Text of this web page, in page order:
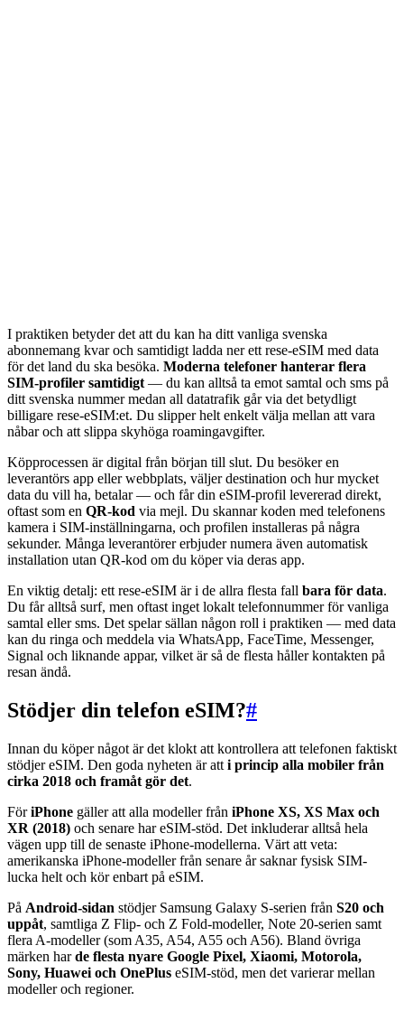
I praktiken betyder det att du kan ha ditt vanliga svenska
abonnemang kvar och samtidigt ladda ner ett rese-eSIM med data
för det land du ska besöka. Moderna telefoner hanterar flera
SIM-profiler samtidigt— du kan alltså ta emot samtal och sms på
ditt svenska nummer medan all datatrafik går via det betydligt
billigare rese-eSIM:et. Du slipper helt enkelt välja mellan att vara
nåbar och att slippa skyhöga roamingavgifter.
Köpprocessen är digital från början till slut. Du besöker en
leverantörs app eller webbplats, väljer destination och hur mycket
data du vill ha, betalar — och får din eSIM-profil levererad direkt,
oftast som en QR-kod via mejl. Du skannar koden med telefonens
kamera i SIM-inställningarna, och profilen installeras på några
sekunder. Många leverantörer erbjuder numera även automatisk
installation utan QR-kod om du köper via deras app.
En viktig detalj: ett rese-eSIM är i de allra flesta fall bara för data.
Du får alltså surf, men oftast inget lokalt telefonnummer för vanliga
samtal eller sms. Det spelar sällan någon roll i praktiken — med data
kan du ringa och meddela via WhatsApp, FaceTime, Messenger,
Signal och liknande appar, vilket är så de flesta håller kontakten på
resan ändå.
Stödjer din telefon eSIM?#
Innan du köper något är det klokt att kontrollera att telefonen faktiskt
stödjer eSIM. Den goda nyheten är att i princip alla mobiler från
cirka 2018 och framåt gör det.
FöriPhone gäller att alla modeller från iPhone XS, XS Max och
XR (2018) och senare har eSIM-stöd. Det inkluderar alltså hela
vägen upp till de senaste iPhone-modellerna. Värt att veta:
amerikanska iPhone-modeller från senare år saknar fysisk SIM-
lucka helt och kör enbart på eSIM.
På Android-sidan stödjer Samsung Galaxy S-serien från S20 och
uppåt, samtliga Z Flip- och Z Fold-modeller, Note 20-serien samt
flera A-modeller (som A35, A54, A55 och A56). Bland övriga
märken harde flesta nyare Google Pixel, Xiaomi, Motorola,
Sony, Huawei och OnePlus eSIM-stöd, men det varierar mellan
modeller och regioner.